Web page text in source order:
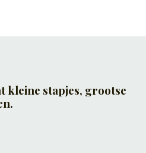
kleine stapjes, grootse